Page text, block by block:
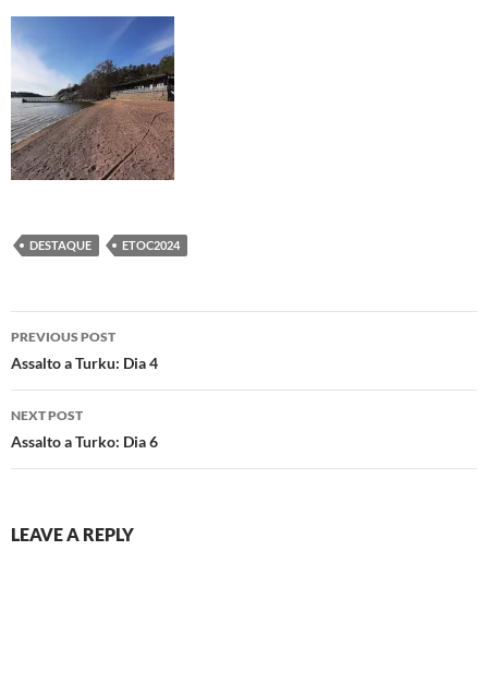
DESTAQUE ETOC2024
Post
navigation
PREVIOUS POST
Assalto a Turku: Dia 4
NEXT POST
Assalto a Turko: Dia 6
LEAVE A REPLY